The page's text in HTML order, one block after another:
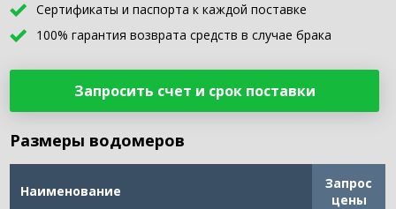
Сертификаты и паспорта к каждой поставке
100% гарантия возврата средств в случае брака
Запросить счет и срок поставки
Размеры водомеров
Наименование
Запрос
цены